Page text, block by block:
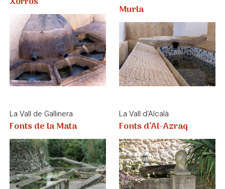
Fonts de la Mata
La Vall d’Alcalà
Fonts d’Al-Azraq
Xaló
Forn de calç
Xàbia
Jardinet de Loreto